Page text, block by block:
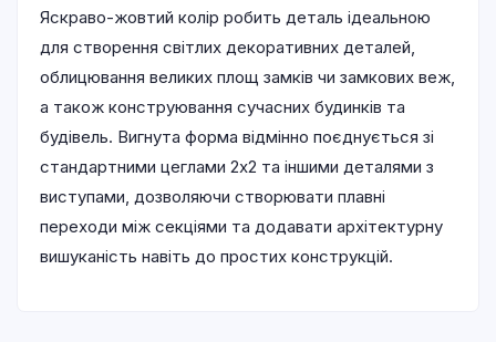
Яскраво-жовтий колір робить деталь ідеальною
для створення світлих декоративних деталей,
облицювання великих площ замків чи замкових веж,
а також конструювання сучасних будинків та
будівель. Вигнута форма відмінно поєднується зі
стандартними цеглами 2х2 та іншими деталями з
виступами, дозволяючи створювати плавні
переходи між секціями та додавати архітектурну
вишуканість навіть до простих конструкцій.